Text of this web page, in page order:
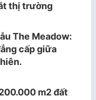
thị trường
The Meadow:
cấp giữa
m2 đất